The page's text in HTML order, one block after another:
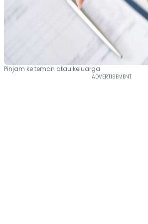
Pinjam ke teman atau keluarga